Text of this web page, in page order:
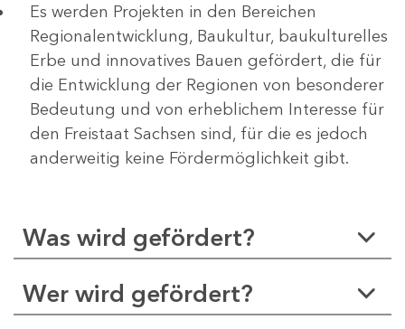
Es werden Projekten in den Bereichen
Regionalentwicklung, Baukultur, baukulturelles
Erbe und innovatives Bauen gefördert, die für
die Entwicklung der Regionen von besonderer
Bedeutung und von erheblichem Interesse für
den Freistaat Sachsen sind, für die es jedoch
anderweitig keine Fördermöglichkeit gibt.
Was wird gefördert?
Wer wird gefördert?